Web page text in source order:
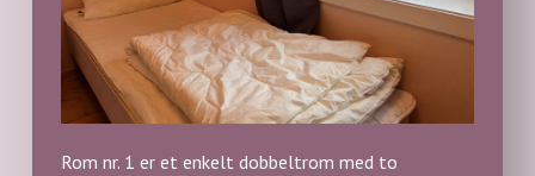
Rom nr. 1 er et enkelt dobbeltrom med to